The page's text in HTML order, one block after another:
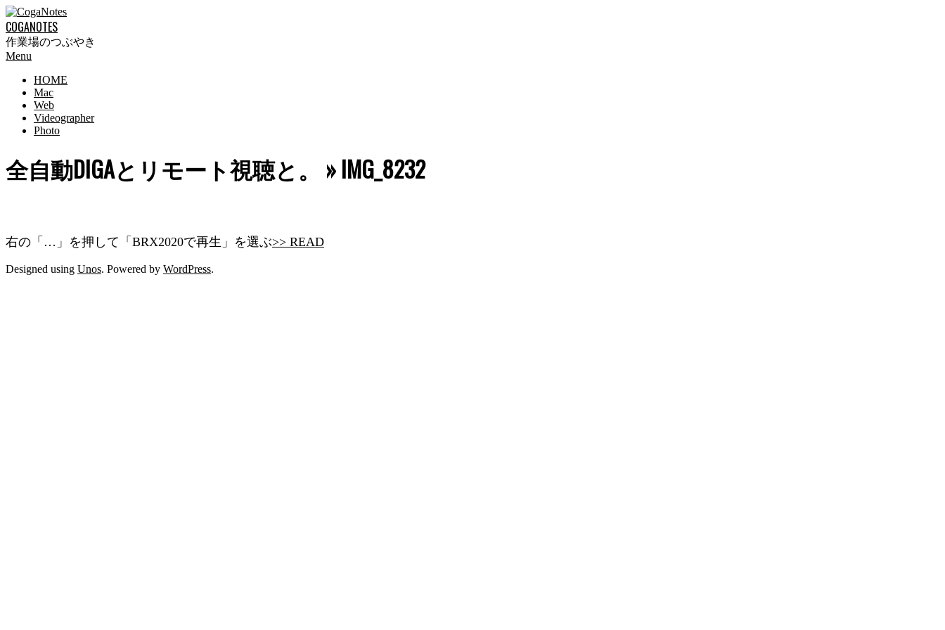
Skip
to
content
COGANOTES
作業場のつぶやき
Primary
Menu
Menu
HOME
Mac
Web
Videographer
Photo
全自動DIGAとリモート視聴と。 »IMG_8232
右の「…」を押して「BRX2020で再生」を選ぶ>> READ
2017-
Designed using Unos. Powered by WordPress.